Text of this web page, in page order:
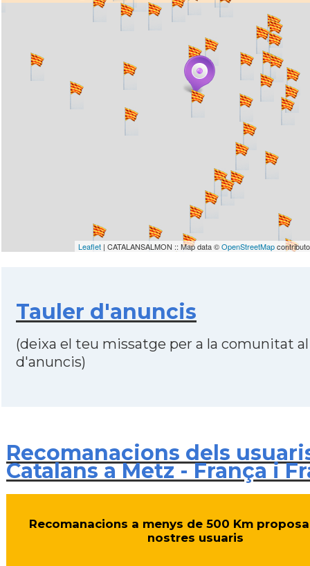
Leaflet | CATALANSALMON :: Map data ©OpenStreetMap
Tauler d'anuncis
(deixa el teu missatge per a la comunitat
d'anuncis)
Recomanacions dels
Catalans a Metz - França i
Recomanacions a menys de 500 Km
nostres usuaris